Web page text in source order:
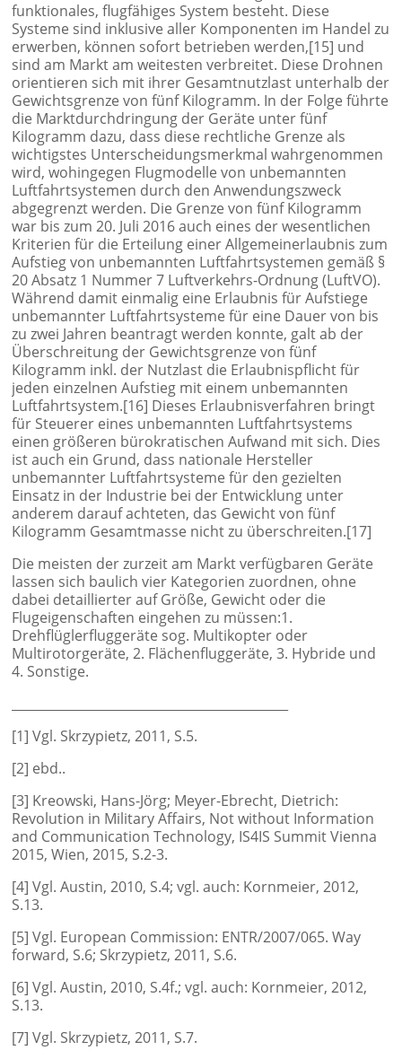
funktionales, flugfähiges System besteht. Diese
Systeme sind inklusive aller Komponenten im Handel zu
erwerben, können sofort betrieben werden,[15] und
sind am Markt am weitesten verbreitet. Diese Drohnen
orientieren sich mit ihrer Gesamtnutzlast unterhalb der
Gewichtsgrenze von fünf Kilogramm. In der Folge führte
die Marktdurchdringung der Geräte unter fünf
Kilogramm dazu, dass diese rechtliche Grenze als
wichtigstes Unterscheidungsmerkmal wahrgenommen
wird, wohingegen Flugmodelle von unbemannten
Luftfahrtsystemen durch den Anwendungszweck
abgegrenzt werden. Die Grenze von fünf Kilogramm
war bis zum 20. Juli 2016 auch eines der wesentlichen
Kriterien für die Erteilung einer Allgemeinerlaubnis zum
Aufstieg von unbemannten Luftfahrtsystemen gemäß §
20 Absatz 1 Nummer 7 Luftverkehrs-Ordnung (LuftVO).
Während damit einmalig eine Erlaubnis für Aufstiege
unbemannter Luftfahrtsysteme für eine Dauer von bis
zu zwei Jahren beantragt werden konnte, galt ab der
Überschreitung der Gewichtsgrenze von fünf
Kilogramm inkl. der Nutzlast die Erlaubnispflicht für
jeden einzelnen Aufstieg mit einem unbemannten
Luftfahrtsystem.[16] Dieses Erlaubnisverfahren bringt
für Steuerer eines unbemannten Luftfahrtsystems
einen größeren bürokratischen Aufwand mit sich. Dies
ist auch ein Grund, dass nationale Hersteller
unbemannter Luftfahrtsysteme für den gezielten
Einsatz in der Industrie bei der Entwicklung unter
anderem darauf achteten, das Gewicht von fünf
Kilogramm Gesamtmasse nicht zu überschreiten.[17]
Die meisten der zurzeit am Markt verfügbaren Geräte
lassen sich baulich vier Kategorien zuordnen, ohne
dabei detaillierter auf Größe, Gewicht oder die
Flugeigenschaften eingehen zu müssen:1.
Drehflüglerfluggeräte sog. Multikopter oder
Multirotorgeräte, 2. Flächenfluggeräte, 3. Hybride und
4. Sonstige.
[1] Vgl. Skrzypietz, 2011, S.5.
[2] ebd..
[3] Kreowski, Hans-Jörg; Meyer-Ebrecht, Dietrich:
Revolution in Military Affairs, Not without Information
and Communication Technology, IS4IS Summit Vienna
2015, Wien, 2015, S.2-3.
[4] Vgl. Austin, 2010, S.4; vgl. auch: Kornmeier, 2012,
S.13.
[5] Vgl. European Commission: ENTR/2007/065. Way
forward, S.6; Skrzypietz, 2011, S.6.
[6] Vgl. Austin, 2010, S.4f.; vgl. auch: Kornmeier, 2012,
S.13.
[7] Vgl. Skrzypietz, 2011, S.7.